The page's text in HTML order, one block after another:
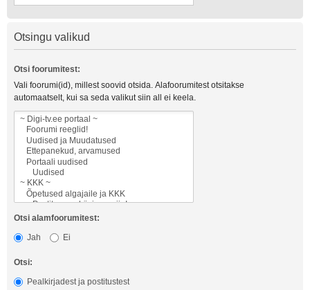
Otsingu valikud
Otsi foorumitest:
Vali foorumi(id), millest soovid otsida. Alafoorumitest otsitakse
automaatselt, kui sa seda valikut siin all ei keela.
Otsi alamfoorumitest:
Jah
Ei
Otsi:
Pealkirjadest ja postitustest